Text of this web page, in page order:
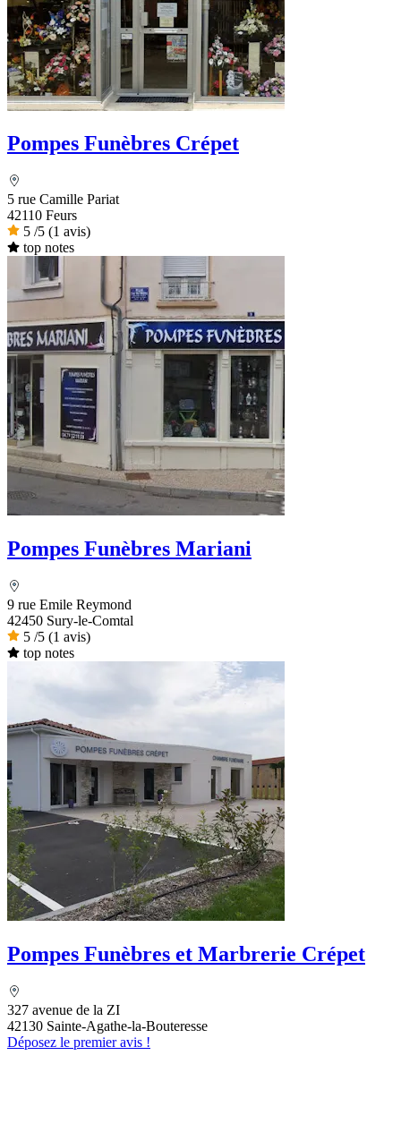
Pompes Funèbres Crépet
5 rue Camille Pariat
42110 Feurs
5 /5 (1 avis)
top notes
Pompes Funèbres Mariani
9 rue Emile Reymond
42450 Sury-le-Comtal
5 /5 (1 avis)
top notes
Pompes Funèbres et Marbrerie Crépet
327 avenue de la ZI
42130 Sainte-Agathe-la-Bouteresse
Déposez le premier avis !